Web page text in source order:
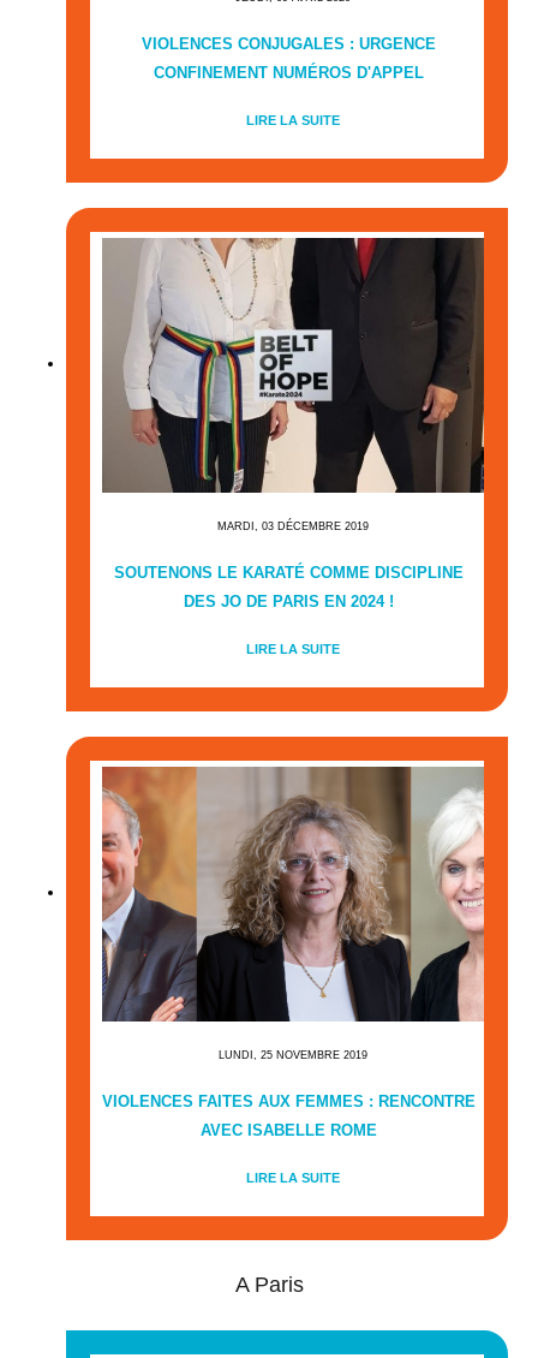
VIOLENCES CONJUGALES : URGENCE
CONFINEMENT NUMÉROS D'APPEL
LIRE LA SUITE
MARDI, 03 DÉCEMBRE 2019
SOUTENONS LE KARATÉ COMME DISCIPLINE
DES JO DE PARIS EN 2024 !
LIRE LA SUITE
LUNDI, 25 NOVEMBRE 2019
VIOLENCES FAITES AUX FEMMES : RENCONTRE
AVEC ISABELLE ROME
LIRE LA SUITE
A Paris